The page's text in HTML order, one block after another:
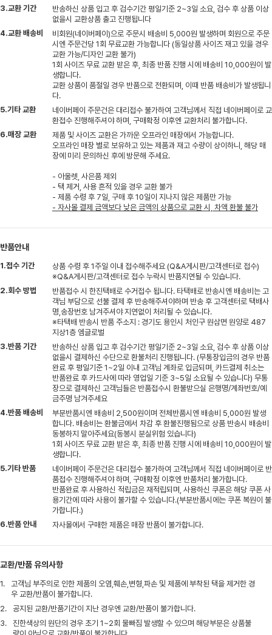
3.교환 기간
반송하신 상품 입고 후 검수기간 평일기준 2~3일 소요, 검수 후 상품 이상
없을시 교환상품 출고 진행됩니다
4.교환 배송비
비회원(네이버페이)으로 주문시 배송비 5,000원 발생하며 회원으로 주문
시엔 주문건당 1회 무료교환 가능합니다 (동일상품 사이즈 재고 있을 경우
교환 가능/디자인 교환 불가)
1회 사이즈 무료 교환 받은 후, 최종 반품 진행 시에 배송비 10,000원이 발
생합니다.
교환 상품이 품절일 경우 반품으로 전환되며, 이때 반품 배송비가 발생됩니
다.
5.기타 교환
네이버페이 주문건은 대리접수 불가하여 고객님께서 직접 네이버페이로 교
환접수 진행해주셔야 하며, 구매확정 이후엔 교환처리 불가합니다.
6.매장 교환
제품 및 사이즈 교환은 가까운 오프라인 매장에서 가능합니다.
오프라인 매장 별로 보유하고 있는 제품과 재고 수량이 상이하니, 해당 매
장에 미리 문의하신 후에 방문해 주세요.
- 아울렛, 사은품 제외
- 택 제거, 사용 흔적 있을 경우 교환 불가
- 제품 수령 후 7일, 구매 후 10일이 지나지 않은 제품만 가능
- 자사몰 결제 금액보다 낮은 금액의 상품으로 교환 시, 차액 환불 불가
반품안내
1.접수 기간
상품 수령 후 1주일 이내 접수해주세요 (Q&A게시판/고객센터로 접수)
※Q&A게시판/고객센터로 접수 누락시 반품지연될 수 있습니다.
2.회수 방법
반품접수 시 한진택배로 수거접수 됩니다. 타택배로 반송시엔 배송비는 고
객님 부담으로 선불 결제 후 반송해주셔야하며 반송 후 고객센터로 택배사
명,송장번호 남겨주셔야 지연없이 처리될 수 있습니다.
※타택배 반송시 반품 주소지 : 경기도 용인시 처인구 원삼면 원양로 487
지상1층 엠글로벌
3.반품 기간
반송하신 상품 입고 후 검수기간 평일기준 2~3일 소요, 검수 후 상품 이상
없을시 결제하신 수단으로 환불처리 진행됩니다. (무통장입금의 경우 반품
완료 후 평일기준 1~2일 이내 고객님 계좌로 입금되며, 카드결제 취소는
반품완료 후 카드사에 따라 영업일 기준 3~5일 소요될 수 있습니다) 무통
장으로 결제하신 고객님들은 반품접수시 환불받으실 은행명/계좌번호/예
금주명 남겨주세요
4.반품 배송비
부분반품시엔 배송비 2,500원이며 전체반품시엔 배송비 5,000원 발생
합니다. 배송비는 환불금에서 차감 후 환불진행됨으로 상품 반송시 배송비
동봉하지 말아주세요(동봉시 분실위험 있습니다)
1회 사이즈 무료 교환 받은 후, 최종 반품 진행 시에 배송비 10,000원이 발
생합니다.
5.기타 반품
네이버페이 주문건은 대리접수 불가하여 고객님께서 직접 네이버페이로 반
품접수 진행해주셔야 하며, 구매확정 이후엔 반품처리 불가합니다.
반품완료 후 사용하신 적립금은 재적립되며, 사용하신 쿠폰은 해당 쿠폰 사
용기간에 따라 사용이 불가할 수 있습니다.(부분반품시에는 쿠폰 복원이 불
가합니다.)
6.반품 안내
자사몰에서 구매한 제품은 매장 반품이 불가합니다.
교환/반품 유의사항
1.
고객님 부주의로 인한 제품의 오염,훼손,변형,파손 및 제품에 부착된 택을 제거한 경
우 교환/반품이 불가합니다.
2.
공지된 교환/반품기간이 지난 경우엔 교환/반품이 불가합니다.
3.
진한색상의 원단의 경우 초기 1~2회 물빠짐 발생할 수 있으며 해당부분은 상품불